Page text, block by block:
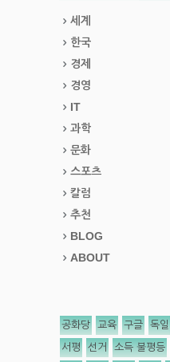
세계
한국
경제
경영
IT
과학
문화
스포츠
칼럼
추천
BLOG
ABOUT
공화당 교육 구글 독일
서평 선거 소득 불평등